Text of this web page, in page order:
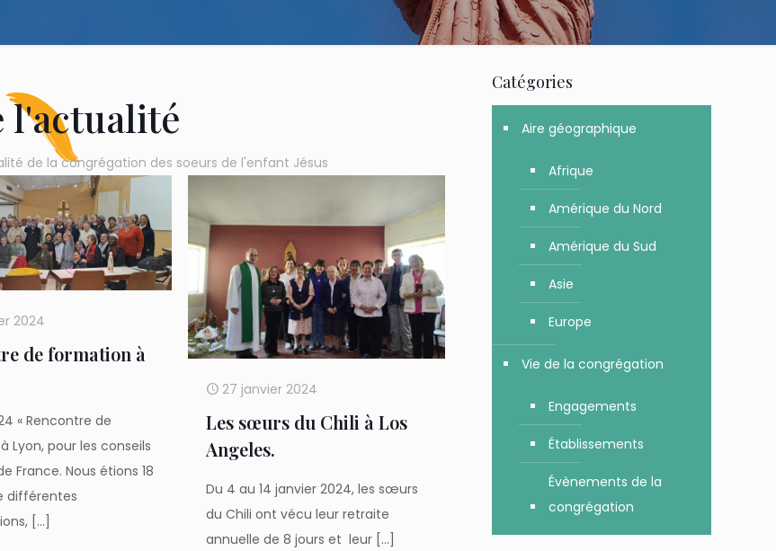
l'actualité
de la congrégation des soeurs de l'enfant Jésus
2024
de formation à
« Rencontre de
Lyon, pour les conseils
France. Nous étions 18
différentes
[…]
27 janvier 2024
Les sœurs du Chili à Los
Angeles.
Du 4 au 14 janvier 2024, les sœurs
du Chili ont vécu leur retraite
annuelle de 8 jours et leur […]
Catégories
Aire géographique
Afrique
Amérique du Nord
Amérique du Sud
Asie
Europe
Vie de la congrégation
Engagements
Établissements
Évènements de la
congrégation